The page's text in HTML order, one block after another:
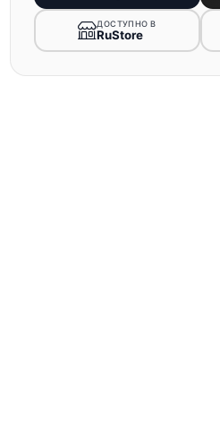
ДОСТУПНО В
RuStore